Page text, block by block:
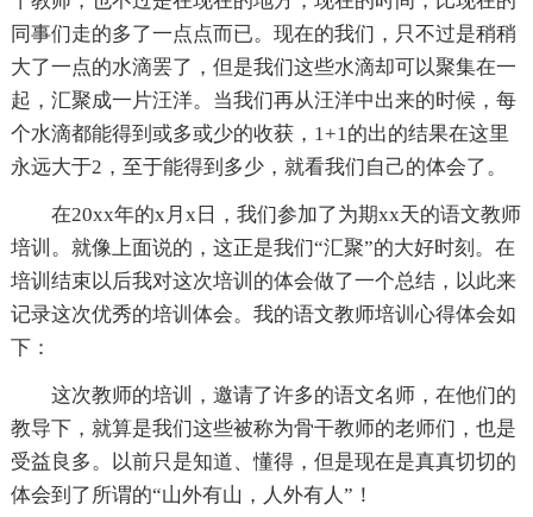
同事们走的多了一点点而已。现在的我们，只不过是稍稍
大了一点的水滴罢了，但是我们这些水滴却可以聚集在一
起，汇聚成一片汪洋。当我们再从汪洋中出来的时候，每
个水滴都能得到或多或少的收获，1+1的出的结果在这里
永远大于2，至于能得到多少，就看我们自己的体会了。
在20xx年的x月x日，我们参加了为期xx天的语文教师
培训。就像上面说的，这正是我们“汇聚”的大好时刻。在
培训结束以后我对这次培训的体会做了一个总结，以此来
记录这次优秀的培训体会。我的语文教师培训心得体会如
下：
这次教师的培训，邀请了许多的语文名师，在他们的
教导下，就算是我们这些被称为骨干教师的老师们，也是
受益良多。以前只是知道、懂得，但是现在是真真切切的
体会到了所谓的“山外有山，人外有人”！